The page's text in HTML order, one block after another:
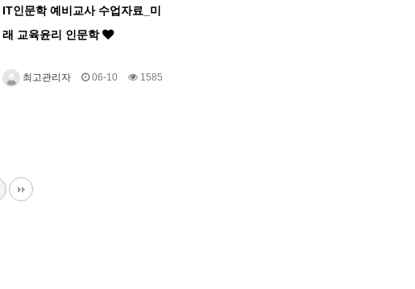
IT인문학 예비교사 수업자료_미
래 교육윤리 인문학
최고관리자 06-10 1585